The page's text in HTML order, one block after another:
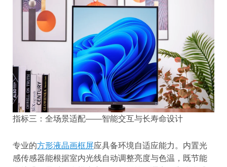
指标三：全场景适配——智能交互与长寿命设计
专业的方形液晶画框屏应具备环境自适应能力。内置光
感传感器能根据室内光线自动调整亮度与色温，既节能